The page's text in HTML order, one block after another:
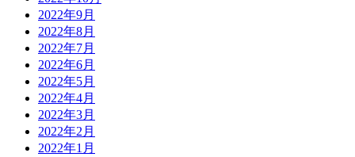
2022年9月
2022年8月
2022年7月
2022年6月
2022年5月
2022年4月
2022年3月
2022年2月
2022年1月